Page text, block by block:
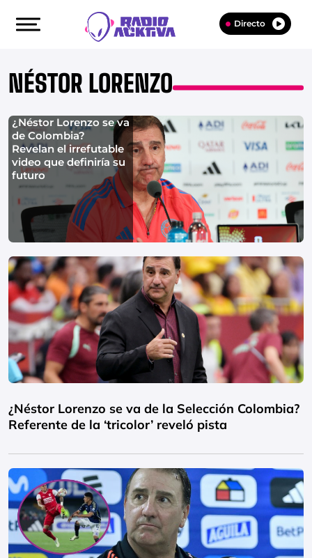
Directo
NÉSTOR LORENZO
¿Néstor Lorenzo se va
de Colombia?
Revelan el irrefutable
video que definiría su
futuro
¿Néstor Lorenzo se va de la Selección Colombia?
Referente de la ‘tricolor’ reveló pista